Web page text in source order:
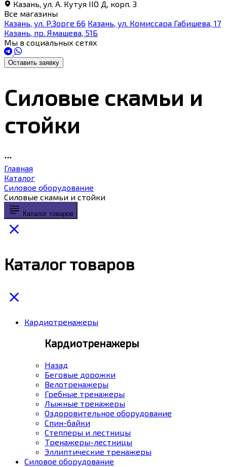
Казань, ул. А. Кутуя IIO Д, корп. З
Все магазины
Казань, ул. Р.Зорге 66 Казань, ул. Комиссара Габишева, 17
Казань, пр. Ямашева, 51Б
Мы в социальных сетях
Оставить заявку
Силовые скамьи и
стойки
Главная
Каталог
Силовое оборудование
Силовые скамьи и стойки
Каталог товаров
Каталог товаров
Кардиотренажеры
Кардиотренажеры
Назад
Беговые дорожки
Велотренажеры
Гребные тренажеры
Лыжные тренажеры
Оздоровительное оборудование
Спин-байки
Степперы и лестницы
Тренажеры-лестницы
Эллиптические тренажеры
Силовое оборудование